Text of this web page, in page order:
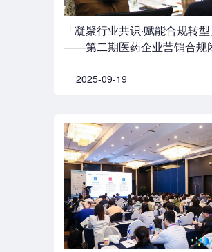
「凝聚行业共识·赋能合规转型
——第二期医药企业营销合规
2025-09-19